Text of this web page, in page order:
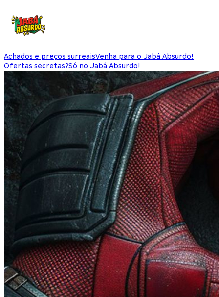
Achados e preços surreaisVenha para o Jabá Absurdo!
Ofertas secretas?Só no Jabá Absurdo!